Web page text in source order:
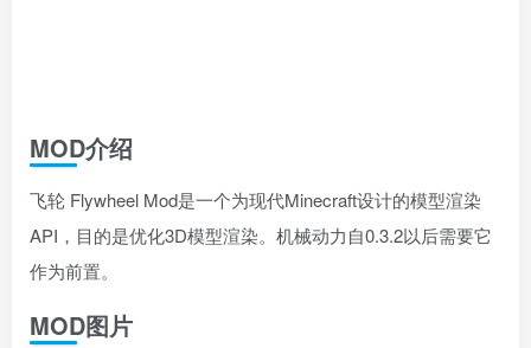
MOD介绍
飞轮 Flywheel Mod是一个为现代Minecraft设计的模型渲染
API，目的是优化3D模型渲染。机械动力自0.3.2以后需要它
作为前置。
MOD图片